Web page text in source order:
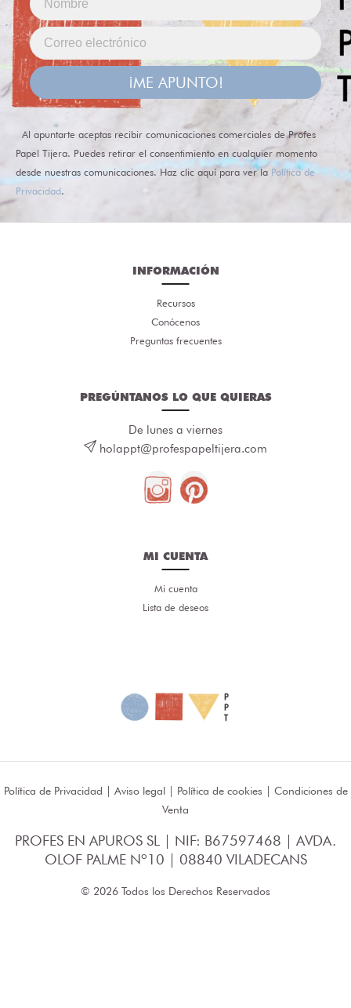
¡ME APUNTO!
Al apuntarte aceptas recibir comunicaciones comerciales de Profes
Papel Tijera. Puedes retirar el consentimiento en cualquier momento
desde nuestras comunicaciones. Haz clic aquí para ver la Política de
Privacidad.
INFORMACIÓN
Recursos
Conócenos
Preguntas frecuentes
PREGÚNTANOS LO QUE QUIERAS
De lunes a viernes
holappt@profespapeltijera.com
MI CUENTA
Mi cuenta
Lista de deseos
Política de Privacidad | Aviso legal| Política de cookies | Condiciones de
Venta
PROFES EN APUROS SL | NIF: B67597468 | AVDA.
OLOF PALME Nº10 | 08840 VILADECANS
© 2026 Todos los Derechos Reservados